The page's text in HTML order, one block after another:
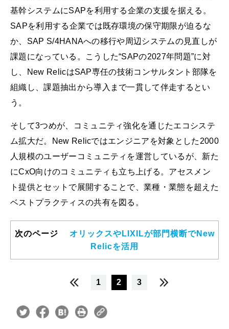
基幹システムにSAPを利用する企業の支援を据える。
SAPを利用する企業では既存環境の保守期限が迫るな
か、SAP S/4HANAへの移行や周辺システムの見直しが
課題になっている。こうした“SAPの2027年問題”に対
し、New RelicはSAP専任の技術コンサルタント部隊を
組織し、課題抽出から導入まで一貫して伴走するとい
う。
そして3つめが、コミュニティ強化を通じたエコシステ
ム拡大だ。New Relicではエンジニアを対象とした2000
人規模のユーザーコミュニティを運営しているが、新た
にCxO向けのコミュニティも立ち上げる。アセスメン
ト提供とセットで展開することで、業種・業態を超えた
ベストプラクティスの共有を図る。
次のページ
オリックスやLIXILが部門横断でNew
Relicを活用
1 2 3